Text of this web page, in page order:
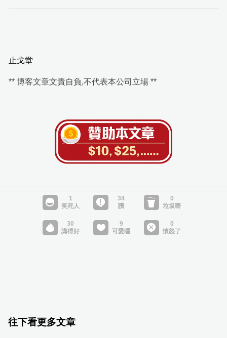
止戈堂
** 博客文章文責自負,不代表本公司立場 **
往下看更多文章